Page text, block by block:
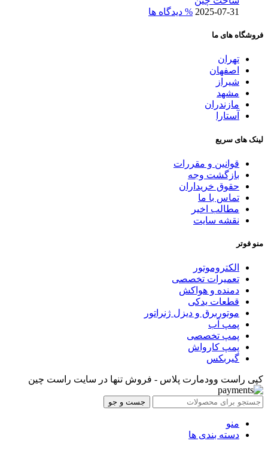
2025-07-31 % دیدگاه ها
فروشگاه های ما
تهران
اصفهان
شیراز
مشهد
مازندران
آستارا
لینک های سریع
قوانین و مقررات
بازگشت وجه
حقوق خریداران
تماس با ما
مطالب اخیر
نقشه سایت
منو فوتر
الکتروموتور
تعمیرات تخصصی
دمنده و هواکش
قطعات یدکی
موتوربرق و دیزل ژنراتور
پمپ آب
پمپ تخصصی
پمپ کارواش
گیربکس
کپی راست وودمارت پلاس - فروش تنها در سایت راست چین
جست و جو
منو
دسته بندی ها